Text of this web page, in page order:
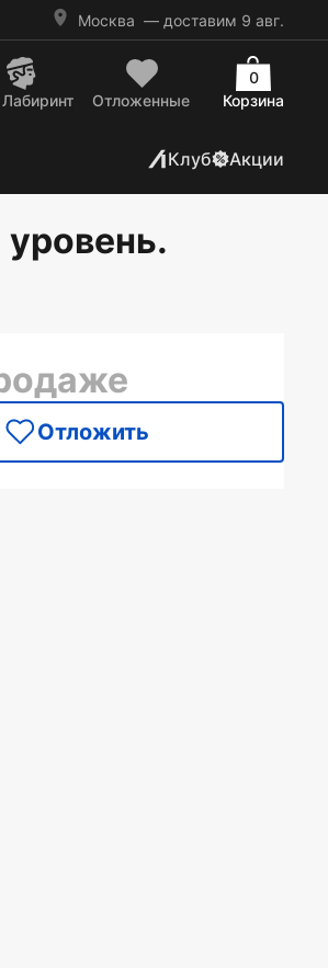
Москва — доставим 9 авг.
Отложенные Корзина
0
Клуб Акции
Отложить